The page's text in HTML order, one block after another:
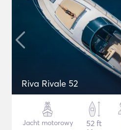
Riva Rivale 52
Jacht motorowy
52 ft